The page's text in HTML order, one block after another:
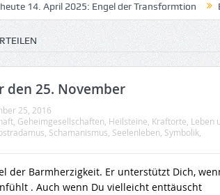
14. April 2025: Engel der Transformtion
den 25. November
25, 2016
Geheimgesellschaften Heilsteine Kraftorte Leben
Schamanismus Seelenleben Symbolik
der Barmherzigkeit. Er unterstützt Dich,
. Auch wenn Du vielleicht enttäuscht